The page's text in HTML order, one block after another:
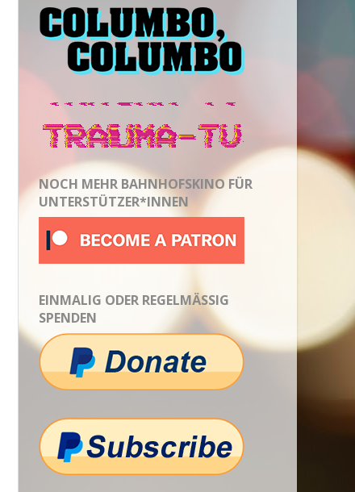
NOCH MEHR BAHNHOFSKINO FÜR
UNTERSTÜTZER*INNEN
EINMALIG ODER REGELMÄSSIG S
PENDEN